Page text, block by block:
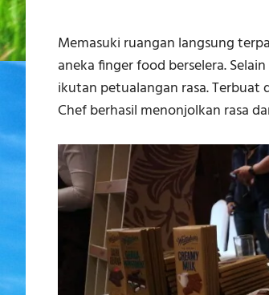
Memasuki ruangan langsung
aneka finger food berselera.
ikutan petualangan rasa. Terbuat
Chef berhasil menonjolkan rasa